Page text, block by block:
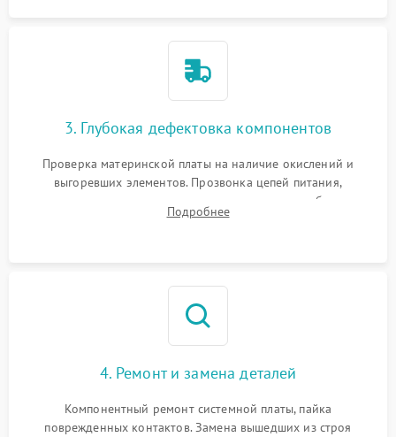
3. Глубокая дефектовка компонентов
Проверка материнской платы на наличие окислений и
выгоревших элементов. Прозвонка цепей питания,
тестирование приводных моторов колес и турбины
всасывания. Оценка состояния оптических и инфракрасных
Подробнее
4. Ремонт и замена деталей
Компонентный ремонт системной платы, пайка
поврежденных контактов. Замена вышедших из строя